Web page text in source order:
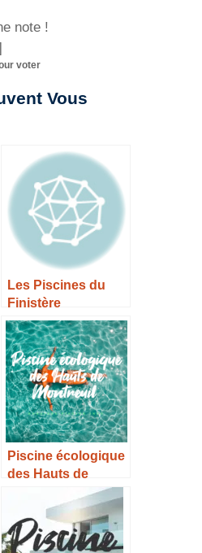
note !
voter
Vous
Les Piscines du
Finistère
Piscine écologique
des Hauts de
Horaires, Tarifs et
Infos –